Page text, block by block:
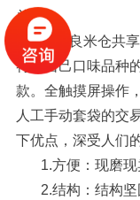
关注。
东吉良米仓共享
符合自己口味品种
款。全触摸屏操作
人工手动套袋的交
下优点，深受人们
1.方便：现磨现
2.结构：结构坚